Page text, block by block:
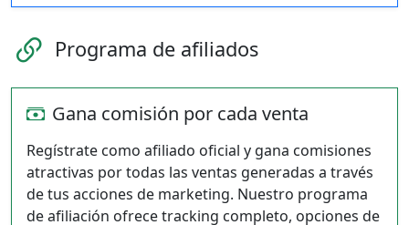
Programa de afiliados
Gana comisión por cada venta
Regístrate como afiliado oficial y gana comisiones
atractivas por todas las ventas generadas a través
de tus acciones de marketing. Nuestro programa
de afiliación ofrece tracking completo, opciones de